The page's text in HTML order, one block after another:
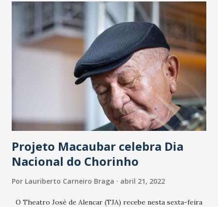
Projeto Macaubar celebra Dia
Nacional do Chorinho
Por Lauriberto Carneiro Braga abril 21, 2022
O Theatro José de Alencar (TJA) recebe nesta sexta-feira